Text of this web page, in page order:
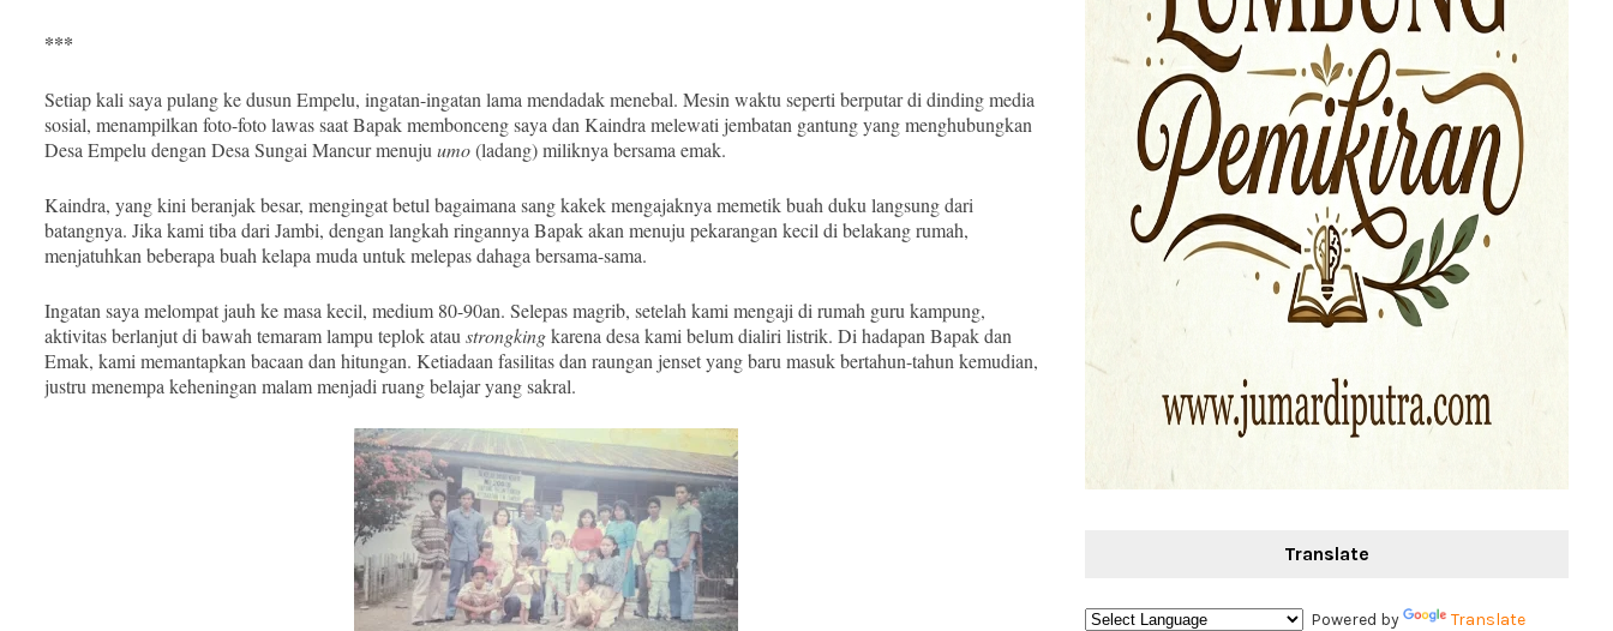
***
Setiap kali saya pulang ke dusun Empelu, ingatan-ingatan lama mendadak menebal. Mesin waktu seperti berputar di dinding media
sosial, menampilkan foto-foto lawas saat Bapak membonceng saya dan Kaindra melewati jembatan gantung yang menghubungkan
Desa Empelu dengan Desa Sungai Mancur menuju umo(ladang) miliknya bersama emak.
Kaindra, yang kini beranjak besar, mengingat betul bagaimana sang kakek mengajaknya memetik buah duku langsung dari
batangnya. Jika kami tiba dari Jambi, dengan langkah ringannya Bapak akan menuju pekarangan kecil di belakang rumah,
menjatuhkan beberapa buah kelapa muda untuk melepas dahaga bersama-sama.
Ingatan saya melompat jauh ke masa kecil, medium 80-90an. Selepas magrib, setelah kami mengaji di rumah guru kampung,
aktivitas berlanjut di bawah temaram lampu teplok atau strongkingkarena desa kami belum dialiri listrik. Di hadapan Bapak dan
Emak, kami memantapkan bacaan dan hitungan. Ketiadaan fasilitas dan raungan jenset yang baru masuk bertahun-tahun kemudian,
justru menempa keheningan malam menjadi ruang belajar yang sakral.
Translate
Powered by Translate